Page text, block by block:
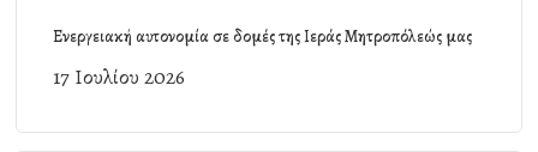
Ενεργειακή αυτονομία σε δομές της Ιεράς Μητροπόλεώς μας
17 Ιουλίου 2026